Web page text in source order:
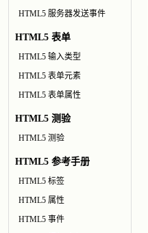
HTML5 服务器发送事件
HTML5 表单
HTML5 输入类型
HTML5 表单元素
HTML5 表单属性
HTML5 测验
HTML5 测验
HTML5 参考手册
HTML5 标签
HTML5 属性
HTML5 事件